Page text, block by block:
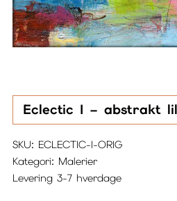
Eclectic I – abstrakt
SKU: ECLECTIC-I-ORIG
Kategori: Malerier
Levering 3-7 hverdage